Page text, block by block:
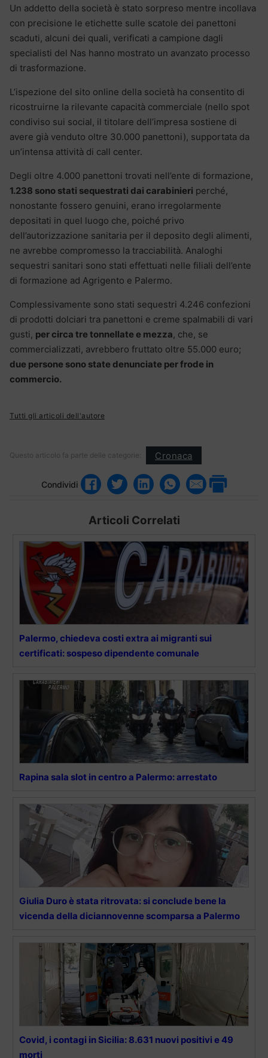
Un addetto della società è stato sorpreso mentre incollava
con precisione le etichette sulle scatole dei panettoni
scaduti, alcuni dei quali, verificati a campione dagli
specialisti del Nas hanno mostrato un avanzato processo
di trasformazione.
L’ispezione del sito online della società ha consentito di
ricostruirne la rilevante capacità commerciale (nello spot
condiviso sui social, il titolare dell’impresa sostiene di
avere già venduto oltre 30.000 panettoni), supportata da
un’intensa attività di call center.
Degli oltre 4.000 panettoni trovati nell’ente di formazione,
1.238 sono stati sequestrati dai carabinieri perché,
nonostante fossero genuini, erano irregolarmente
depositati in quel luogo che, poiché privo
dell’autorizzazione sanitaria per il deposito degli alimenti,
ne avrebbe compromesso la tracciabilità. Analoghi
sequestri sanitari sono stati effettuati nelle filiali dell’ente
di formazione ad Agrigento e Palermo.
Complessivamente sono stati sequestri 4.246 confezioni
di prodotti dolciari tra panettoni e creme spalmabili di vari
gusti, per circa tre tonnellate e mezza, che, se
commercializzati, avrebbero fruttato oltre 55.000 euro;
due persone sono state denunciate per frode in
commercio.
Tutti gli articoli dell'autore
Questo articolo fa parte delle categorie: Cronaca
Condividi
Articoli Correlati
Palermo, chiedeva costi extra ai migranti sui
certificati: sospeso dipendente comunale
Rapina sala slot in centro a Palermo: arrestato
Giulia Duro è stata ritrovata: si conclude bene la
vicenda della diciannovenne scomparsa a Palermo
Covid, i contagi in Sicilia: 8.631 nuovi positivi e 49
morti